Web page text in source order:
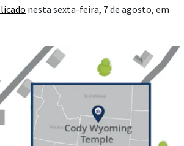
nesta sexta-feira, 7 de agosto, em